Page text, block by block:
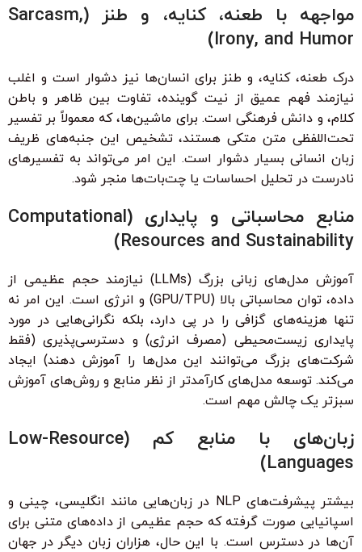
مواجهه با طعنه، کنایه، و طنز (Sarcasm,
Irony, and Humor)
درک طعنه، کنایه، و طنز برای انسان‌ها نیز دشوار است و اغلب
نیازمند فهم عمیق از نیت گوینده، تفاوت بین ظاهر و باطن
کلام، و دانش فرهنگی است. برای ماشین‌ها، که معمولاً بر تفسیر
تحت‌اللفظی متن متکی هستند، تشخیص این جنبه‌های ظریف
زبان انسانی بسیار دشوار است. این امر می‌تواند به تفسیرهای
نادرست در تحلیل احساسات یا چت‌بات‌ها منجر شود.
منابع محاسباتی و پایداری (Computational
Resources and Sustainability)
آموزش مدل‌های زبانی بزرگ (LLMs) نیازمند حجم عظیمی از
داده، توان محاسباتی بالا (GPU/TPU) و انرژی است. این امر نه
تنها هزینه‌های گزافی را در پی دارد، بلکه نگرانی‌هایی در مورد
پایداری زیست‌محیطی (مصرف انرژی) و دسترسی‌پذیری (فقط
شرکت‌های بزرگ می‌توانند این مدل‌ها را آموزش دهند) ایجاد
می‌کند. توسعه مدل‌های کارآمدتر از نظر منابع و روش‌های آموزش
سبزتر یک چالش مهم است.
زبان‌های با منابع کم (Low-Resource
Languages)
بیشتر پیشرفت‌های NLP در زبان‌هایی مانند انگلیسی، چینی و
اسپانیایی صورت گرفته که حجم عظیمی از داده‌های متنی برای
آن‌ها در دسترس است. با این حال، هزاران زبان دیگر در جهان